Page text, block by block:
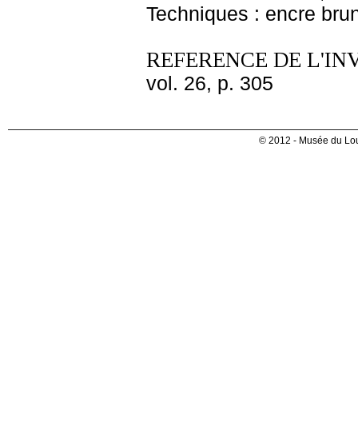
Techniques : encre
REFERENCE DE
vol. 26, p. 305
© 2012 - Musée du